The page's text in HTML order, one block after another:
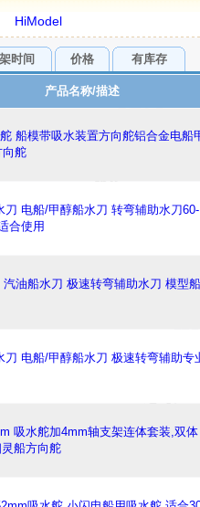
HiModel
时间 价格
有库存
产品名称/描述
船模带吸水装置方向舵铝合金电船
向舵
刀 电船/甲醇船水刀 转弯辅助水刀60-
合使用
汽油船水刀 极速转弯辅助水刀 模型
刀 电船/甲醇船水刀 极速转弯辅助专
吸水舵加4mm轴支架连体套装,双体
船方向舵